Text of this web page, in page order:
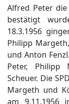
Alfred Peter
bestätigt
18.3.1956
Philipp
und Anton
Peter, Philipp
Scheuer. Die
Margeth und
am